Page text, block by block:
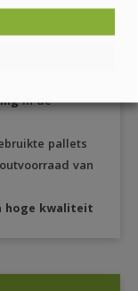
in de
pallets
van
hoge kwaliteit